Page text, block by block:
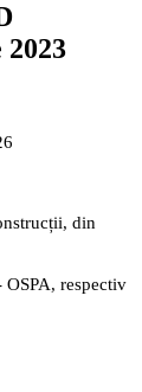
din
respectiv